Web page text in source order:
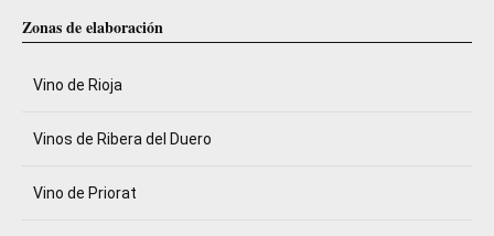
Zonas de elaboración
Vino de Rioja
Vinos de Ribera del Duero
Vino de Priorat